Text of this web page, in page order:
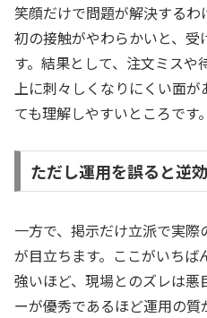
笑顔だけで問題が解決する
初の接触がやわらかいと、
す。結果として、注文ミスや
上に刺々しくなりにくい面
ても理解しやすいところです。
ただし運用を誤ると逆
一方で、掲示だけ立派で実
が目立ちます。ここがいちば
強いほど、現場とのズレは悪
ーが優秀であるほど運用の